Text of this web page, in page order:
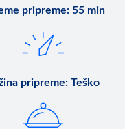
pripreme: 55 min
pripreme: Teško